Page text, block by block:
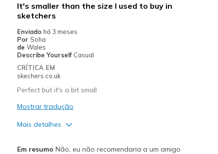
It's smaller than the size I used to buy in
sketchers
Enviado há 3 meses
Por Soha
de Wales
Describe Yourself Casual
CRÍTICA EM
skechers.co.uk
Perfect but it's a bit small
Mostrar tradução
Mais detalhes
Em resumo Não, eu não recomendaria a um amigo